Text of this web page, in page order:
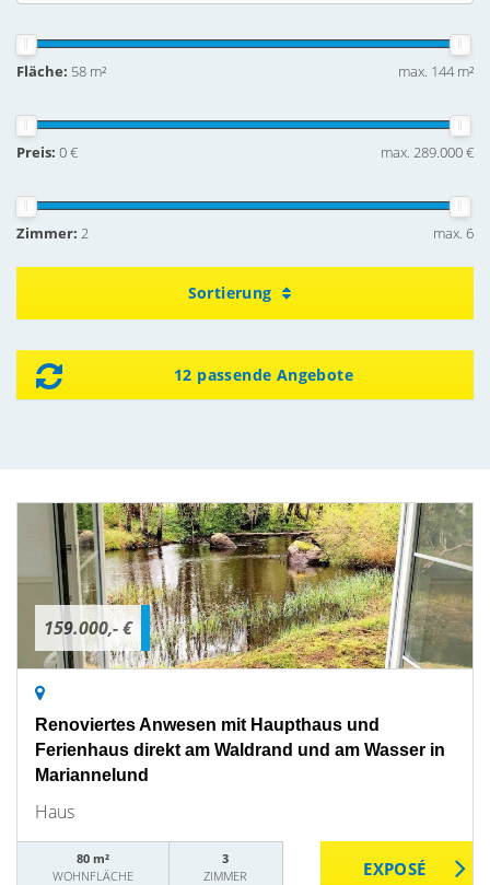
Fläche: 58 m² max. 144 m²
Preis: 0 € max. 289.000 €
Zimmer: 2 max. 6
Sortierung
12 passende Angebote
159.000,- €
Renoviertes Anwesen mit Haupthaus und
Ferienhaus direkt am Waldrand und am Wasser in
Mariannelund
Haus
80 m²
WOHNFLÄCHE
3
ZIMMER